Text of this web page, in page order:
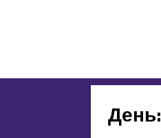
День: